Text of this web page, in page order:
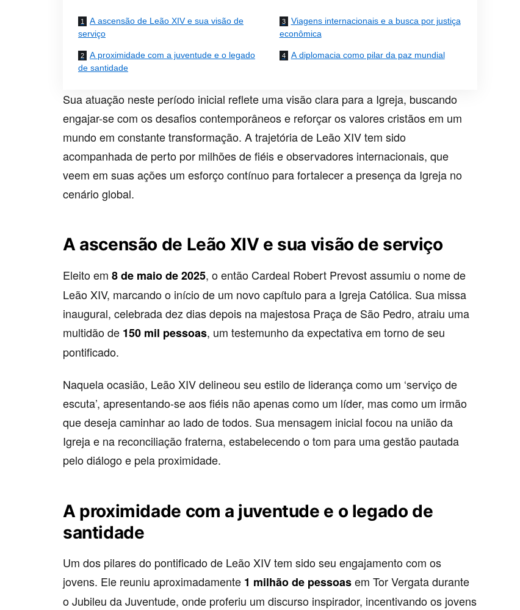
A ascensão de Leão XIV e sua visão de
serviço
A proximidade com a juventude e o legado
de santidade
Viagens internacionais e a busca por justiça
econômica
A diplomacia como pilar da paz mundial
Sua atuação neste período inicial reflete uma visão clara para a Igreja, buscando
engajar-se com os desafios contemporâneos e reforçar os valores cristãos em um
mundo em constante transformação. A trajetória de Leão XIV tem sido
acompanhada de perto por milhões de fiéis e observadores internacionais, que
veem em suas ações um esforço contínuo para fortalecer a presença da Igreja no
cenário global.
A ascensão de Leão XIV e sua visão de serviço
Eleito em 8 de maio de 2025, o então Cardeal Robert Prevost assumiu o nome de
Leão XIV, marcando o início de um novo capítulo para a Igreja Católica. Sua missa
inaugural, celebrada dez dias depois na majestosa Praça de São Pedro, atraiu uma
multidão de 150 mil pessoas, um testemunho da expectativa em torno de seu
pontificado.
Naquela ocasião, Leão XIV delineou seu estilo de liderança como um ‘serviço de
escuta’, apresentando-se aos fiéis não apenas como um líder, mas como um irmão
que deseja caminhar ao lado de todos. Sua mensagem inicial focou na união da
Igreja e na reconciliação fraterna, estabelecendo o tom para uma gestão pautada
pelo diálogo e pela proximidade.
A proximidade com a juventude e o legado de
santidade
Um dos pilares do pontificado de Leão XIV tem sido seu engajamento com os
jovens. Ele reuniu aproximadamente 1 milhão de pessoasem Tor Vergata durante
o Jubileu da Juventude, onde proferiu um discurso inspirador, incentivando os jovens